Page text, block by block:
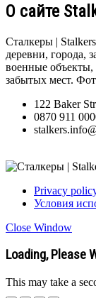
О сайте
Сталкеры |
деревни, города,
военные
забытых мест.
122 Baker
0870 911
Privacy
Условия
Close Window
Loading, Please
This may take a